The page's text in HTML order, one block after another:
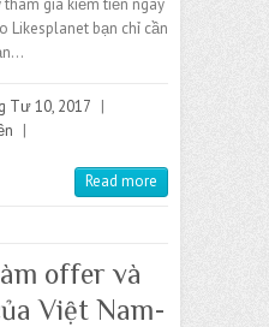
Likesplanet bạn chỉ cần
Tư 10, 2017 |
|
Read more
offer và
Việt Nam-